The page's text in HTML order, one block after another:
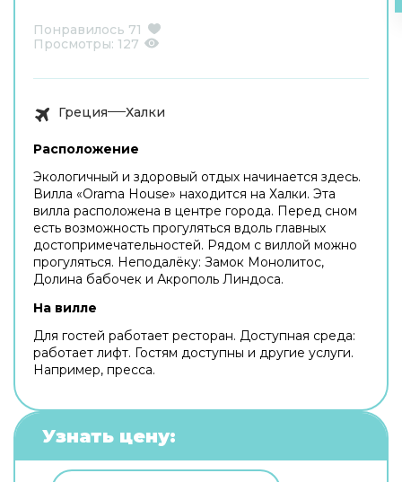
Понравилось 71
Просмотры: 127
Греция Халки
Расположение
Экологичный и здоровый отдых начинается здесь.
Вилла «Orama House» находится на Халки. Эта
вилла расположена в центре города. Перед сном
есть возможность прогуляться вдоль главных
достопримечательностей. Рядом с виллой можно
прогуляться. Неподалёку: Замок Монолитос,
Долина бабочек и Акрополь Линдоса.
На вилле
Для гостей работает ресторан. Доступная среда:
работает лифт. Гостям доступны и другие услуги.
Например, пресса.
Узнать цену: